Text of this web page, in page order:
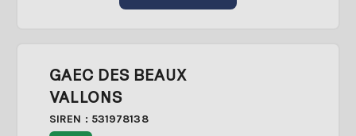
GAEC DES BEAUX
VALLONS
SIREN : 531978138